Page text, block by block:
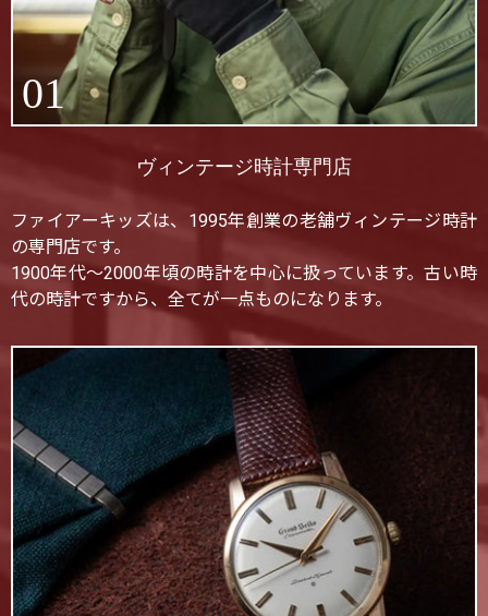
01
ヴィンテージ時計専門店
ファイアーキッズは、1995年創業の老舗ヴィンテージ時計
の専門店です。
1900年代〜2000年頃の時計を中心に扱っています。古い時
代の時計ですから、全てが一点ものになります。